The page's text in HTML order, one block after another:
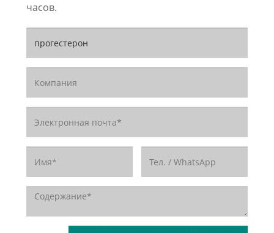
часов.